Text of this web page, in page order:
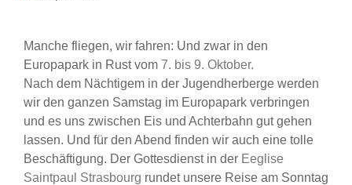
Manche fliegen, wir fahren: Und zwar in den
Europapark in Rust vom 7. bis 9. Oktober.
Nach dem Nächtigem in der Jugendherberge werden
wir den ganzen Samstag im Europapark verbringen
und es uns zwischen Eis und Achterbahn gut gehen
lassen. Und für den Abend finden wir auch eine tolle
Beschäftigung. Der Gottesdienst in der Eeglise
Saintpaul Strasbourg rundet unsere Reise am Sonntag